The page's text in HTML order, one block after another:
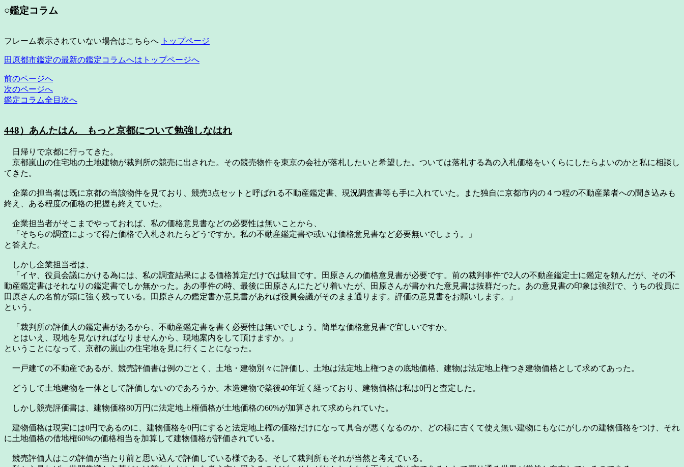
○鑑定コラム
フレーム表示されていない場合はこちらへ トップページ
田原都市鑑定の最新の鑑定コラムへはトップページへ
前のページへ
次のページへ
鑑定コラム全目次へ
448）あんたはん もっと京都について勉強しなはれ
日帰りで京都に行ってきた。
京都嵐山の住宅地の土地建物が裁判所の競売に出された。その競売物件を東京の会社が落札したいと希望した。ついては落札する為の入札価格をいくらにしたらよいのかと私に相談し
てきた。
企業の担当者は既に京都の当該物件を見ており、競売3点セットと呼ばれる不動産鑑定書、現況調査書等も手に入れていた。また独自に京都市内の４つ程の不動産業者への聞き込みも
終え、ある程度の価格の把握も終えていた。
企業担当者がそこまでやっておれば、私の価格意見書などの必要性は無いことから、
「そちらの調査によって得た価格で入札されたらどうですか。私の不動産鑑定書や或いは価格意見書など必要無いでしょう。」
と答えた。
しかし企業担当者は、
「イヤ、役員会議にかける為には、私の調査結果による価格算定だけでは駄目です。田原さんの価格意見書が必要です。前の裁判事件で2人の不動産鑑定士に鑑定を頼んだが、その不
動産鑑定書はそれなりの鑑定書でしか無かった。あの事件の時、最後に田原さんにたどり着いたが、田原さんが書かれた意見書は抜群だった。あの意見書の印象は強烈で、うちの役員に
田原さんの名前が頭に強く残っている。田原さんの鑑定書か意見書があれば役員会議がそのまま通ります。評価の意見書をお願いします。」
という。
「裁判所の評価人の鑑定書があるから、不動産鑑定書を書く必要性は無いでしょう。簡単な価格意見書で宜しいですか。
とはいえ、現地を見なければなりませんから、現地案内をして頂けますか。」
ということになって、京都の嵐山の住宅地を見に行くことになった。
一戸建ての不動産であるが、競売評価書は例のごとく、土地・建物別々に評価し、土地は法定地上権つきの底地価格、建物は法定地上権つき建物価格として求めてあった。
どうして土地建物を一体として評価しないのであろうか。木造建物で築後40年近く経っており、建物価格は私は0円と査定した。
しかし競売評価書は、建物価格80万円に法定地上権価格が土地価格の60%が加算されて求められていた。
建物価格は現実には0円であるのに、建物価格を0円にすると法定地上権の価格だけになって具合が悪くなるのか、どの様に古くて使え無い建物にもなにがしかの建物価格をつけ、それ
に土地価格の借地権60%の価格相当を加算して建物価格が評価されている。
競売評価人はこの評価が当たり前と思い込んで評価している様である。そして裁判所もそれが当然と考えている。